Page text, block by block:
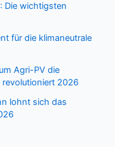
Die wichtigsten
für die klimaneutrale
Agri-PV die
2026
lohnt sich das